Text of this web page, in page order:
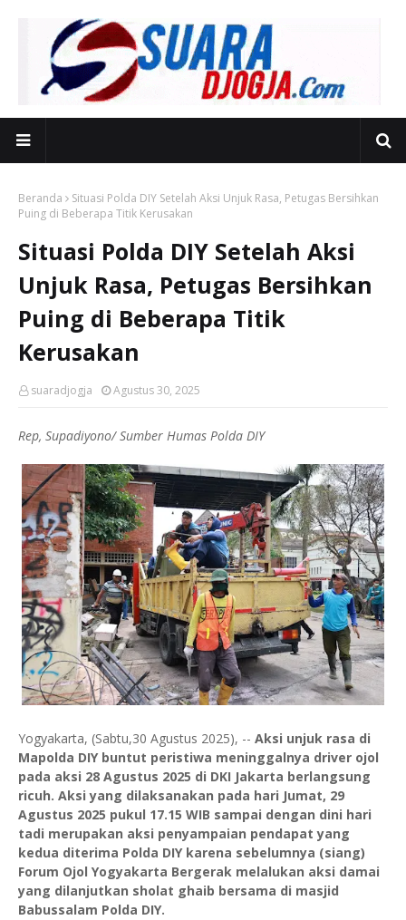
Beranda
Situasi Polda DIY Setelah Aksi Unjuk Rasa, Petugas Bersihkan
Puing di Beberapa Titik Kerusakan
Situasi Polda DIY Setelah Aksi
Unjuk Rasa, Petugas Bersihkan
Puing di Beberapa Titik
Kerusakan
suaradjogja Agustus 30, 2025
Rep, Supadiyono/ Sumber Humas Polda DIY
Yogyakarta, (Sabtu,30 Agustus 2025), -- Aksi unjuk rasa di
Mapolda DIY buntut peristiwa meninggalnya driver ojol
pada aksi 28 Agustus 2025 di DKI Jakarta berlangsung
ricuh. Aksi yang dilaksanakan pada hari Jumat, 29
Agustus 2025 pukul 17.15 WIB sampai dengan dini hari
tadi merupakan aksi penyampaian pendapat yang
kedua diterima Polda DIY karena sebelumnya (siang)
Forum Ojol Yogyakarta Bergerak melalukan aksi damai
yang dilanjutkan sholat ghaib bersama di masjid
Babussalam Polda DIY.